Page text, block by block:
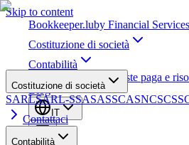
Skip to content
Bookkeeper.luby Financial Services
Costituzione di società
Contabilità
Consulenza fiscale Buste paga e
Blog
IT
Costituzione di società
SARLSARL-SSASASSCASNCSCS
Contattaci
Contabilità